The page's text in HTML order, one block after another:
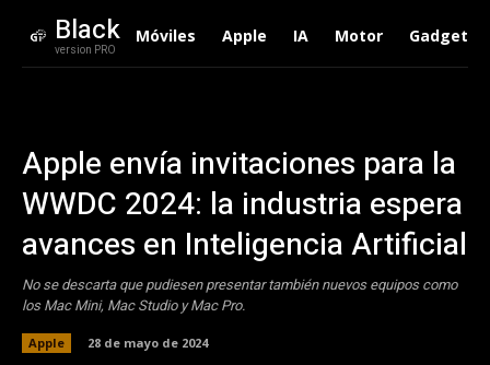
Black
version PRO
Móviles Apple IA Motor Gadgets
Apple envía invitaciones para la
WWDC 2024: la industria espera
avances en Inteligencia Artificial
No se descarta que pudiesen presentar también nuevos equipos como
los Mac Mini, Mac Studio y Mac Pro.
Apple 28 de mayo de 2024